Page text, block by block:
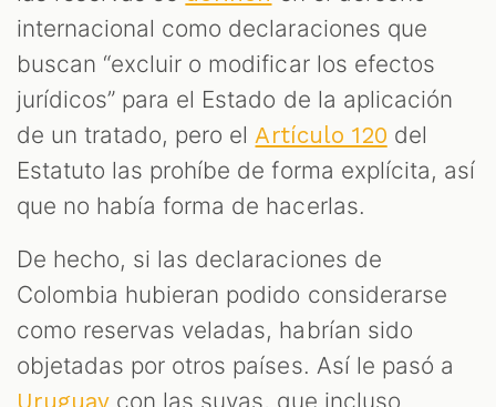
internacional como declaraciones que
buscan “excluir o modificar los efectos
jurídicos” para el Estado de la aplicación
de un tratado, pero el Artículo 120 del
Estatuto las prohíbe de forma explícita, así
que no había forma de hacerlas.
De hecho, si las declaraciones de
Colombia hubieran podido considerarse
como reservas veladas, habrían sido
objetadas por otros países. Así le pasó a
Uruguay con las suyas, que incluso